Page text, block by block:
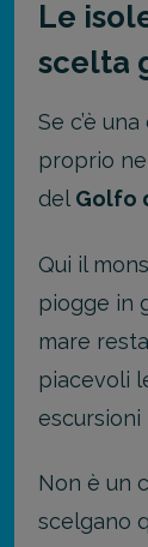
Le
scelta
Se c’è
proprio
del Golfo
Qui il
piogge in
mare
piacevoli
escursioni
Non è un
scelgano